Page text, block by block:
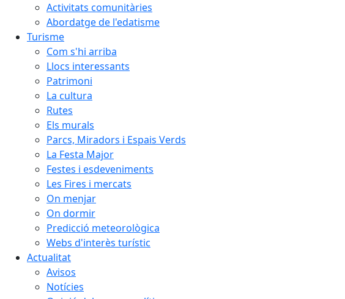
Activitats comunitàries
Abordatge de l'edatisme
Turisme
Com s'hi arriba
Llocs interessants
Patrimoni
La cultura
Rutes
Els murals
Parcs, Miradors i Espais Verds
La Festa Major
Festes i esdeveniments
Les Fires i mercats
On menjar
On dormir
Predicció meteorològica
Webs d'interès turístic
Actualitat
Avisos
Notícies